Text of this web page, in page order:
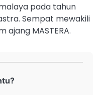
pada tahun
Sempat mewakili
ajang MASTERA.